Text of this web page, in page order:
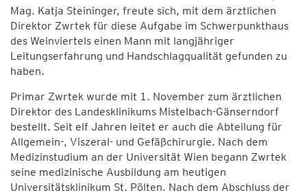
Mag. Katja Steininger, freute sich, mit dem ärztlichen
Direktor Zwrtek für diese Aufgabe im Schwerpunkthaus
des Weinviertels einen Mann mit langjähriger
Leitungserfahrung und Handschlagqualität gefunden zu
haben.
Primar Zwrtek wurde mit 1. November zum ärztlichen
Direktor des Landesklinikums Mistelbach-Gänserndorf
bestellt. Seit elf Jahren leitet er auch die Abteilung für
Allgemein-, Viszeral- und Gefäßchirurgie. Nach dem
Medizinstudium an der Universität Wien begann Zwrtek
seine medizinische Ausbildung am heutigen
Universitätsklinikum St. Pölten. Nach dem Abschluss der